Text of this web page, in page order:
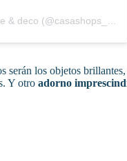
serán los objetos
Y otro adorno